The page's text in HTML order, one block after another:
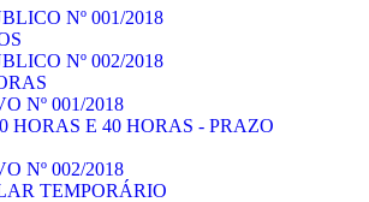
Nº 001/2018
Nº 002/2018
Nº 001/2018
HORAS E 40 HORAS - PRAZO
Nº 002/2018
TEMPORÁRIO